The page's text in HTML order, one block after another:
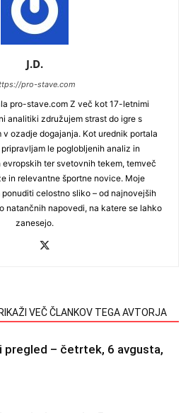
J.D.
pro-stave.com
pro-stave.com Z več kot 17-letnimi
analitiki združujem strast do igre s
ozadje dogajanja. Kot urednik portala
le poglobljenih analiz in
ter svetovnih tekem, temveč
in relevantne športne novice. Moje
celostno sliko – od najnovejših
natančnih napovedi, na katere se lahko
zanesejo.
VEČ ČLANKOV TEGA AVTORJA
pregled – četrtek, 6 avgusta,